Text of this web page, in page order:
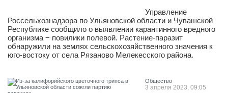
Управление
Россельхознадзора по Ульяновской области и Чувашской
Республике сообщило о выявлении карантинного вредного
организма − повилики полевой. Растение-паразит
обнаружили на землях сельскохозяйственного значения к
юго-востоку от села Рязаново Мелекесского района.
Общество
3 апреля 2023, 09:05